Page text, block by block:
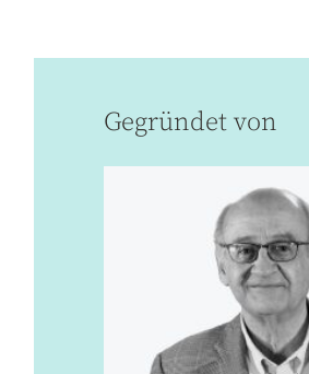
Gegründet von